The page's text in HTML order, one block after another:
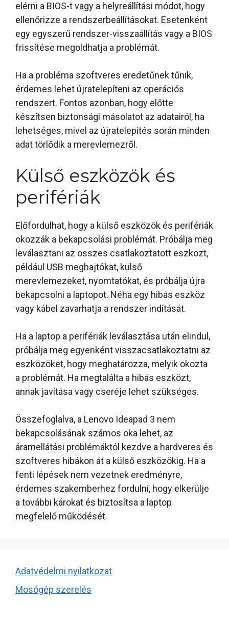
elérni a BIOS-t vagy a helyreállítási módot, hogy
ellenőrizze a rendszerbeállításokat. Esetenként
egy egyszerű rendszer-visszaállítás vagy a BIOS
frissítése megoldhatja a problémát.
Ha a probléma szoftveres eredetűnek tűnik,
érdemes lehet újratelepíteni az operációs
rendszert. Fontos azonban, hogy előtte
készítsen biztonsági másolatot az adatairól, ha
lehetséges, mivel az újratelepítés során minden
adat törlődik a merevlemezről.
Külső eszközök és
perifériák
Előfordulhat, hogy a külső eszközök és perifériák
okozzák a bekapcsolási problémát. Próbálja meg
leválasztani az összes csatlakoztatott eszközt,
például USB meghajtókat, külső
merevlemezeket, nyomtatókat, és próbálja újra
bekapcsolni a laptopot. Néha egy hibás eszköz
vagy kábel zavarhatja a rendszer indítását.
Ha a laptop a perifériák leválasztása után elindul,
próbálja meg egyenként visszacsatlakoztatni az
eszközöket, hogy meghatározza, melyik okozta
a problémát. Ha megtalálta a hibás eszközt,
annak javítása vagy cseréje lehet szükséges.
Összefoglalva, a Lenovo Ideapad 3 nem
bekapcsolásának számos oka lehet, az
áramellátási problémáktól kezdve a hardveres és
szoftveres hibákon át a külső eszközökig. Ha a
fenti lépések nem vezetnek eredményre,
érdemes szakemberhez fordulni, hogy elkerülje
a további károkat és biztosítsa a laptop
megfelelő működését.
Adatvédelmi nyilatkozat
Mosógép szerelés